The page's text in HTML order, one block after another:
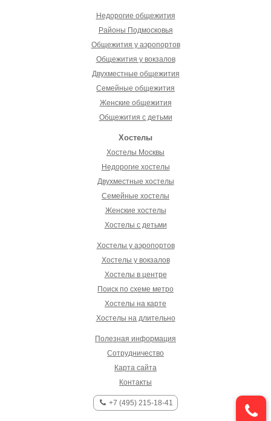
Недорогие общежития
Районы Подмосковья
Общежития у аэропортов
Общежития у вокзалов
Двухместные общежития
Семейные общежития
Женские общежития
Общежития с детьми
Хостелы
Хостелы Москвы
Недорогие хостелы
Двухместные хостелы
Семейные хостелы
Женские хостелы
Хостелы с детьми
Хостелы у аэропортов
Хостелы у вокзалов
Хостелы в центре
Поиск по схеме метро
Хостелы на карте
Хостелы на длительно
Полезная информация
Сотрудничество
Карта сайта
Контакты
+7 (495) 215-18-41